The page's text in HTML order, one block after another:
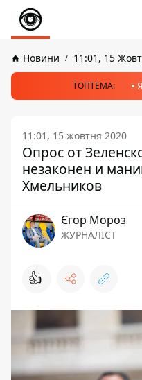
Новини 11:01, 15
ТОПТЕМА:
11:01, 15 жовтня 2020
Опрос от
незаконен и
Хмельников
Єгор Мороз
ЖУРНАЛІСТ
👍